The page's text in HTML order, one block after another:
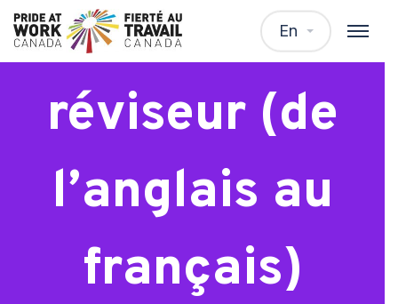
En
Traducteur-
réviseur (de
l’anglais au
français)